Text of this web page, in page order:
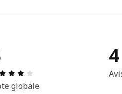
Avis: 4 sur 5 étoiles
globale
4